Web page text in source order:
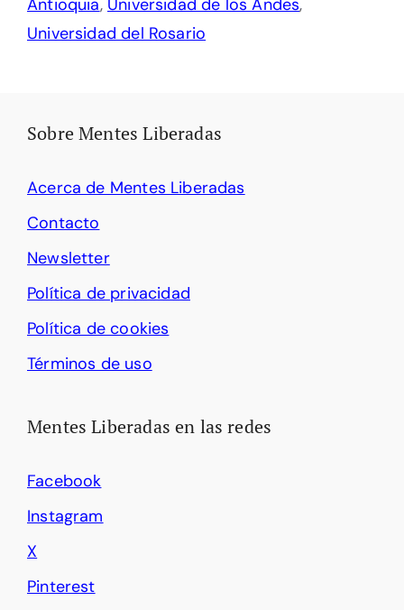
Antioquia, Universidad de los Andes,
Universidad del Rosario
Sobre Mentes Liberadas
Acerca de Mentes Liberadas
Contacto
Newsletter
Política de privacidad
Política de cookies
Términos de uso
Mentes Liberadas en las redes
Facebook
Instagram
X
Pinterest